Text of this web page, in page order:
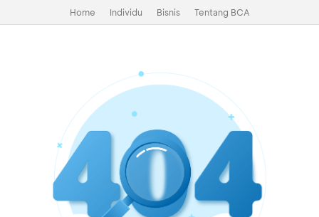
Home Individu Bisnis Tentang BCA